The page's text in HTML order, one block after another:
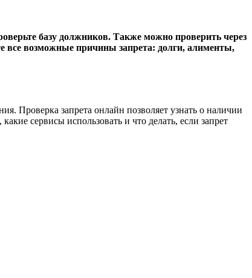
базу должников. Также можно проверить через
все возможные причины запрета: долги, алименты,
Проверка запрета онлайн позволяет узнать о наличии
сервисы использовать и что делать, если запрет